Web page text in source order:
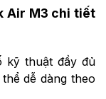
Air M3 chi tiết
kỹ thuật đầy đủ
dễ dàng theo